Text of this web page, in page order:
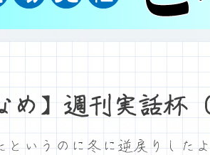
め】週刊実話杯
というのに冬に逆戻りした